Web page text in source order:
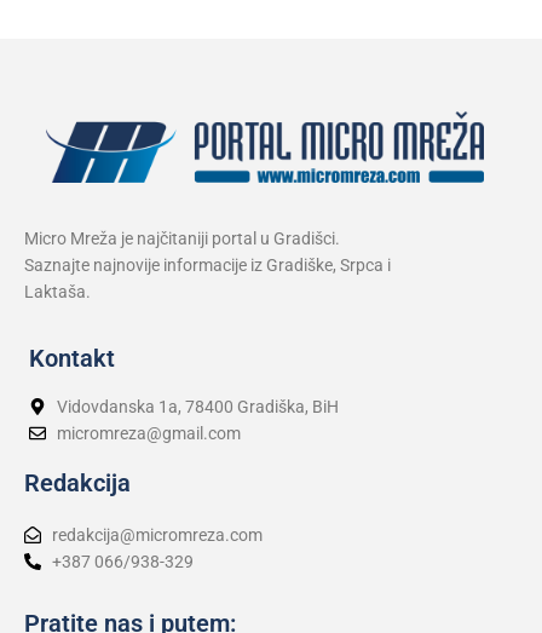
Micro Mreža je najčitaniji portal u Gradišci.
Saznajte najnovije informacije iz Gradiške, Srpca i
Laktaša.
Kontakt
Vidovdanska 1a, 78400 Gradiška, BiH
micromreza@gmail.com
Redakcija
redakcija@micromreza.com
+387 066/938-329
Pratite nas i putem: